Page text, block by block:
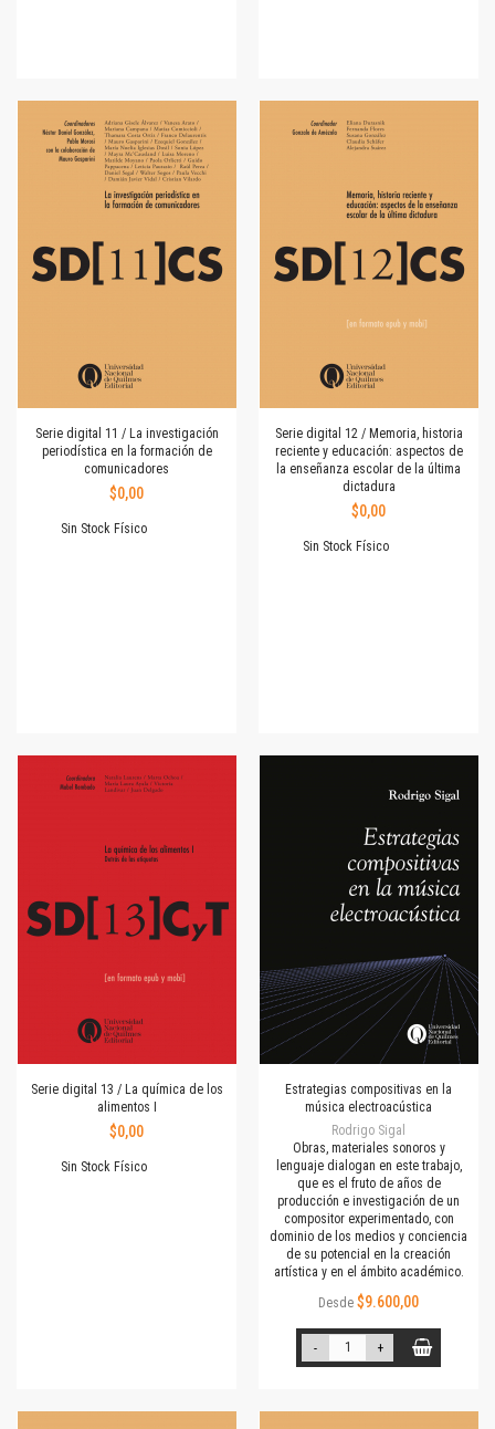
Serie digital 11 / La investigación
periodística en la formación de
comunicadores
$0,00
Sin Stock Físico
Serie digital 12 / Memoria, historia
reciente y educación: aspectos de
la enseñanza escolar de la última
dictadura
$0,00
Sin Stock Físico
Serie digital 13 / La química de los
alimentos I
$0,00
Sin Stock Físico
Estrategias compositivas en la
música electroacústica
Rodrigo Sigal
Obras, materiales sonoros y
lenguaje dialogan en este trabajo,
que es el fruto de años de
producción e investigación de un
compositor experimentado, con
dominio de los medios y conciencia
de su potencial en la creación
artística y en el ámbito académico.
Desde $9.600,00
- +